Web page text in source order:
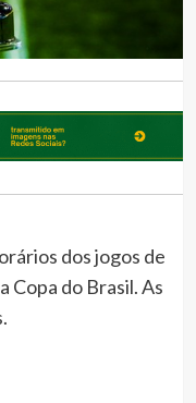
dos jogos de
Copa do Brasil. As